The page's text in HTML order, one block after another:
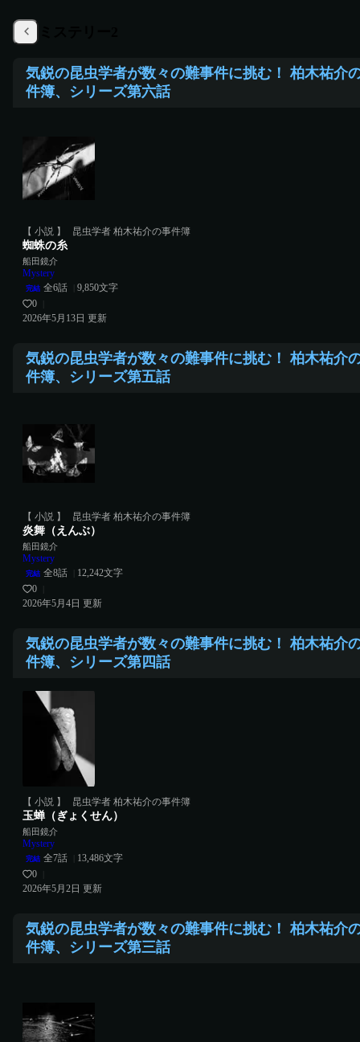
気鋭の昆虫学者が数々の難事件に挑む！ 柏木祐介
件簿、シリーズ第六話
【 小説 】 昆虫学者 柏木祐介の事件簿
蜘蛛の糸
船田鏡介
Mystery
完結 全6話 9,850文字
0
2026年5月13日 更新
気鋭の昆虫学者が数々の難事件に挑む！ 柏木祐介
件簿、シリーズ第五話
【 小説 】 昆虫学者 柏木祐介の事件簿
炎舞（えんぶ）
船田鏡介
Mystery
完結 全8話 12,242文字
0
2026年5月4日 更新
気鋭の昆虫学者が数々の難事件に挑む！ 柏木祐介
件簿、シリーズ第四話
【 小説 】 昆虫学者 柏木祐介の事件簿
玉蝉（ぎょくせん）
船田鏡介
Mystery
完結 全7話 13,486文字
0
2026年5月2日 更新
気鋭の昆虫学者が数々の難事件に挑む！ 柏木祐介
件簿、シリーズ第三話